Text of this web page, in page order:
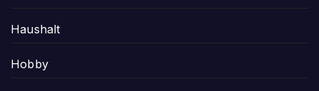
Haushalt
Hobby